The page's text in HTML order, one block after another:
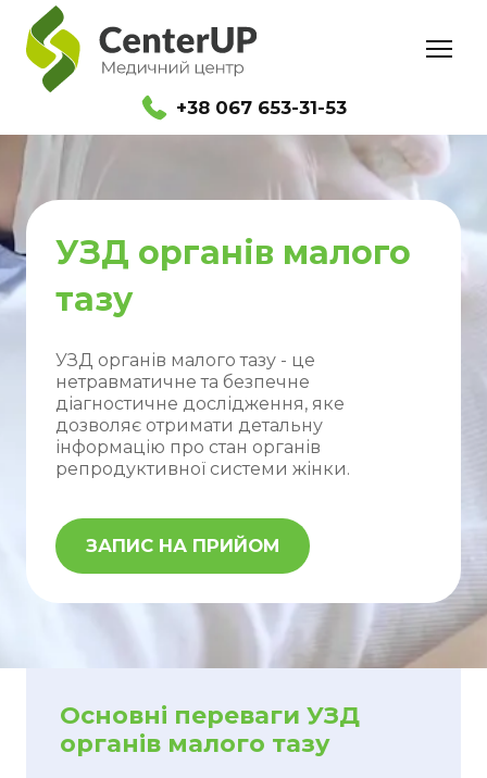
+38 067 653-31-53
УЗД органів малого
тазу
УЗД органів малого тазу - це
нетравматичне та безпечне
діагностичне дослідження, яке
дозволяє отримати детальну
інформацію про стан органів
репродуктивної системи жінки.
ЗАПИС НА ПРИЙОМ
Основні переваги УЗД
органів малого тазу